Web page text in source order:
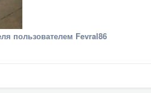
пользователем Fevral86